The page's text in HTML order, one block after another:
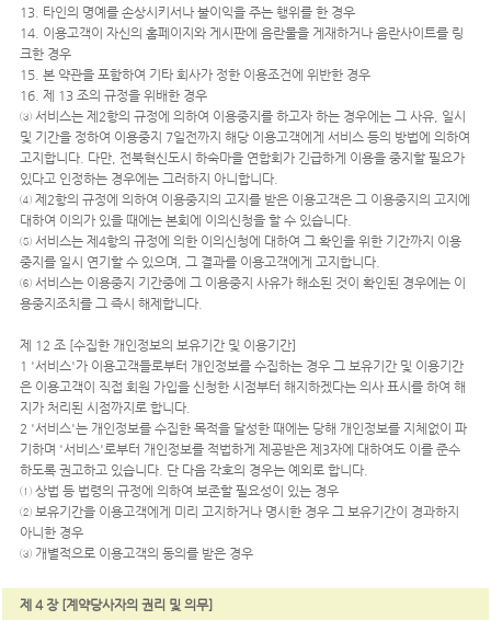
13. 타인의 명예를 손상시키서나 불이익을 주는 행위를 한 경우
14. 이용고객이 자신의 홈페이지와 게시판에 음란물을 게재하거나 음란사이트를 링
크한 경우
15. 본 약관을 포함하여 기타 회사가 정한 이용조건에 위반한 경우
16. 제 13 조의 규정을 위배한 경우
③ 서비스는 제2항의 규정에 의하여 이용중지를 하고자 하는 경우에는 그 사유, 일시
및 기간을 정하여 이용중지 7일전까지 해당 이용고객에게 서비스 등의 방법에 의하여
고지합니다. 다만, 전북혁신도시 하숙마을 연합회가 긴급하게 이용을 중지할 필요가
있다고 인정하는 경우에는 그러하지 아니합니다.
④ 제2항의 규정에 의하여 이용중지의 고지를 받은 이용고객은 그 이용중지의 고지에
대하여 이의가 있을 때에는 본회에 이의신청을 할 수 있습니다.
⑤ 서비스는 제4항의 규정에 의한 이의신청에 대하여 그 확인을 위한 기간까지 이용
중지를 일시 연기할 수 있으며, 그 결과를 이용고객에게 고지합니다.
⑥ 서비스는 이용중지 기간중에 그 이용중지 사유가 해소된 것이 확인된 경우에는 이
용중지조치를 그 즉시 해제합니다.
제 12 조 [수집한 개인정보의 보유기간 및 이용기간]
1 '서비스'가 이용고객들로부터 개인정보를 수집하는 경우 그 보유기간 및 이용기간
은 이용고객이 직접 회원 가입을 신청한 시점부터 해지하겠다는 의사 표시를 하여 해
지가 처리된 시점까지로 합니다.
2 '서비스'는 개인정보를 수집한 목적을 달성한 때에는 당해 개인정보를 지체없이 파
기하며 '서비스'로부터 개인정보를 적법하게 제공받은 제3자에 대하여도 이를 준수
하도록 권고하고 있습니다. 단 다음 각호의 경우는 예외로 합니다.
① 상법 등 법령의 규정에 의하여 보존할 필요성이 있는 경우
② 보유기간을 이용고객에게 미리 고지하거나 명시한 경우 그 보유기간이 경과하지
아니한 경우
③ 개별적으로 이용고객의 동의를 받은 경우
제 4 장 [계약당사자의 권리 및 의무]